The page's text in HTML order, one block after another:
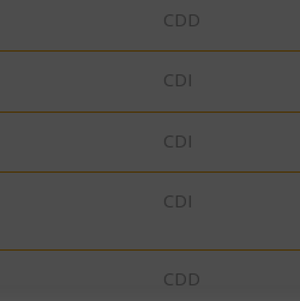
CDD
CDI
CDI
CDI
CDD